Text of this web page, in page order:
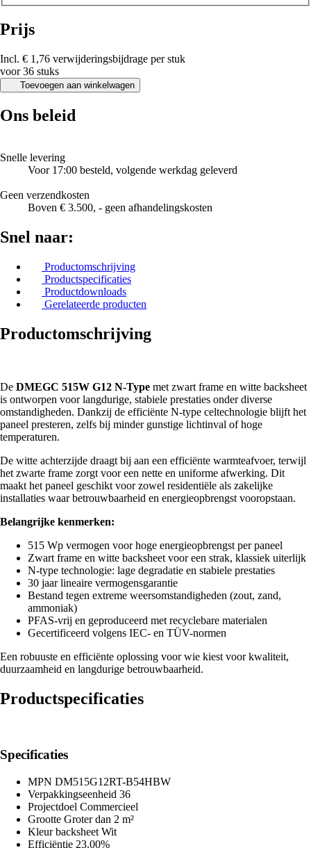
Prijs
Incl. € 1,76 verwijderingsbijdrage per stuk
voor 36 stuks
Toevoegen aan winkelwagen
Ons beleid
Snelle levering
Voor 17:00 besteld, volgende werkdag geleverd
Geen verzendkosten
Boven € 3.500, - geen afhandelingskosten
Snel naar:
Productomschrijving
Productspecificaties
Productdownloads
Gerelateerde producten
Productomschrijving
De DMEGC 515W G12 N-Type met zwart frame en witte backsheet
is ontworpen voor langdurige, stabiele prestaties onder diverse
omstandigheden. Dankzij de efficiënte N-type celtechnologie blijft het
paneel presteren, zelfs bij minder gunstige lichtinval of hoge
temperaturen.
De witte achterzijde draagt bij aan een efficiënte warmteafvoer, terwijl
het zwarte frame zorgt voor een nette en uniforme afwerking. Dit
maakt het paneel geschikt voor zowel residentiële als zakelijke
installaties waar betrouwbaarheid en energieopbrengst vooropstaan.
Belangrijke kenmerken:
515 Wp vermogen voor hoge energieopbrengst per paneel
Zwart frame en witte backsheet voor een strak, klassiek uiterlijk
N-type technologie: lage degradatie en stabiele prestaties
30 jaar lineaire vermogensgarantie
Bestand tegen extreme weersomstandigheden (zout, zand,
ammoniak)
PFAS-vrij en geproduceerd met recyclebare materialen
Gecertificeerd volgens IEC- en TÜV-normen
Een robuuste en efficiënte oplossing voor wie kiest voor kwaliteit,
duurzaamheid en langdurige betrouwbaarheid.
Productspecificaties
Specificaties
MPN DM515G12RT-B54HBW
Verpakkingseenheid 36
Projectdoel Commercieel
Grootte Groter dan 2 m²
Kleur backsheet Wit
Efficiëntie 23.00%